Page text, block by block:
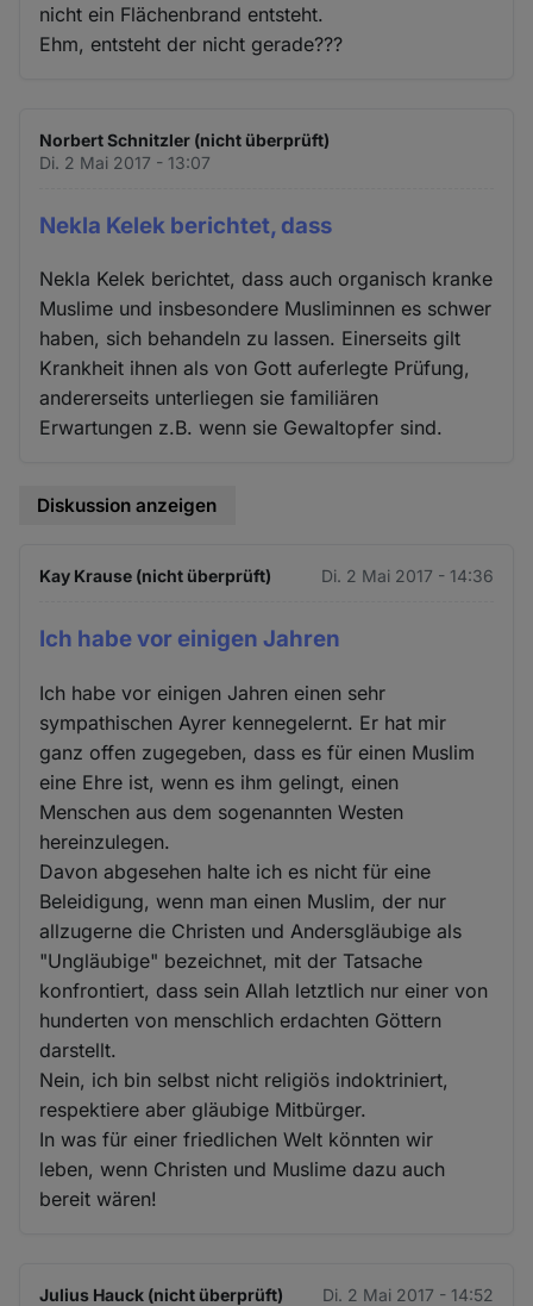
nicht ein Flächenbrand entsteht.
Ehm, entsteht der nicht gerade???
Norbert Schnitzler (nicht überprüft)
Di. 2 Mai 2017 - 13:07
Nekla Kelek berichtet, dass
Nekla Kelek berichtet, dass auch organisch kranke
Muslime und insbesondere Musliminnen es schwer
haben, sich behandeln zu lassen. Einerseits gilt
Krankheit ihnen als von Gott auferlegte Prüfung,
andererseits unterliegen sie familiären
Erwartungen z.B. wenn sie Gewaltopfer sind.
Diskussion anzeigen
Kay Krause (nicht überprüft) Di. 2 Mai 2017 - 14:36
Ich habe vor einigen Jahren
Ich habe vor einigen Jahren einen sehr
sympathischen Ayrer kennegelernt. Er hat mir
ganz offen zugegeben, dass es für einen Muslim
eine Ehre ist, wenn es ihm gelingt, einen
Menschen aus dem sogenannten Westen
hereinzulegen.
Davon abgesehen halte ich es nicht für eine
Beleidigung, wenn man einen Muslim, der nur
allzugerne die Christen und Andersgläubige als
"Ungläubige" bezeichnet, mit der Tatsache
konfrontiert, dass sein Allah letztlich nur einer von
hunderten von menschlich erdachten Göttern
darstellt.
Nein, ich bin selbst nicht religiös indoktriniert,
respektiere aber gläubige Mitbürger.
In was für einer friedlichen Welt könnten wir
leben, wenn Christen und Muslime dazu auch
bereit wären!
Julius Hauck (nicht überprüft) Di. 2 Mai 2017 - 14:52